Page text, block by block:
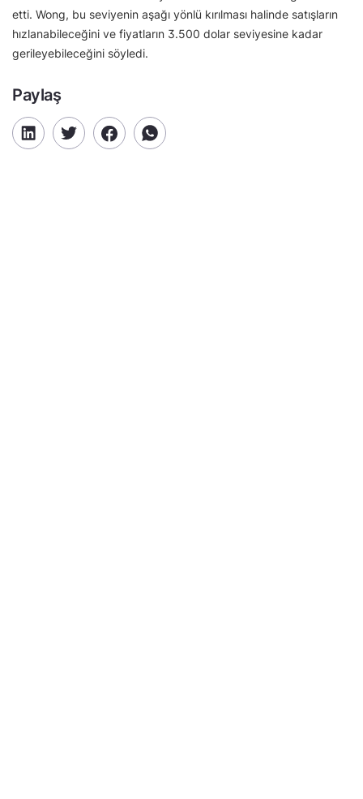
etti. Wong, bu seviyenin aşağı yönlü kırılması halinde satışların
hızlanabileceğini ve fiyatların 3.500 dolar seviyesine kadar
gerileyebileceğini söyledi.
Paylaş